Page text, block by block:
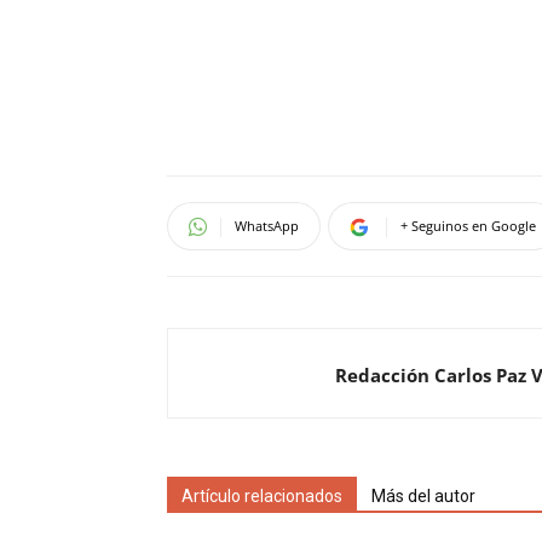
WhatsApp + Seguinos en Google
Redacción Carlos Paz
Artículo relacionados Más del autor